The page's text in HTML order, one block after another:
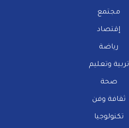
مجتمع
إقتصاد
رياضة
تربية وتعليم
صحة
ثقافة وفن
تكنولوجيا